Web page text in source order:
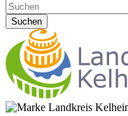
Suchen